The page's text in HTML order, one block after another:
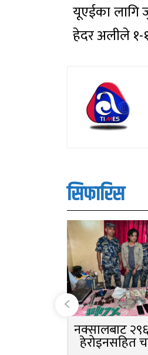
यूएईका लागि
हेदर अलीले १-
सिफारिस
नक्सालबाट
हेरोइनसहित